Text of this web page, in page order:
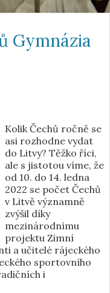
Gymnázia
Kolik Čechů ročně se
asi rozhodne vydat
do Litvy? Těžko říci,
ale s jistotou víme, že
od 10. do 14. ledna
2022 se počet Čechů
v Litvě významně
zvýšil díky
mezinárodnímu
projektu Zimní
a učitelé rájeckého
sportovního
i